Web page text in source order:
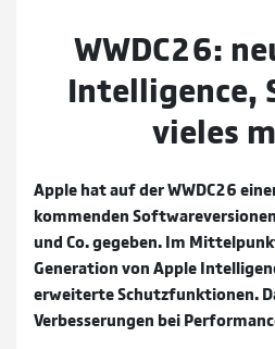
WWDC26:
Intelligence,
vieles
Apple hat auf der WWDC26
kommenden
und Co. gegeben. Im
Generation von Apple
erweiterte Schutzfunktionen.
Verbesserungen bei